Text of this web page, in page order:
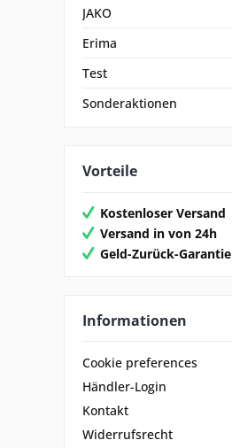
JAKO
Erima
Test
Sonderaktionen
Vorteile
Kostenloser Versand
Versand in von 24h
Geld-Zurück-Garantie
Informationen
Cookie preferences
Händler-Login
Kontakt
Widerrufsrecht